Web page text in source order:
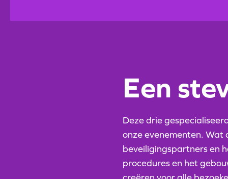
Een
Deze drie
onze evenementen. Wat
beveiligingspartners en
procedures en het